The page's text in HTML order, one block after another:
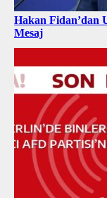
Hakan Fidan’dan
Mesaj